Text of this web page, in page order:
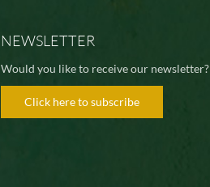
NEWSLETTER
Would you like to receive our newsletter?
Click here to subscribe